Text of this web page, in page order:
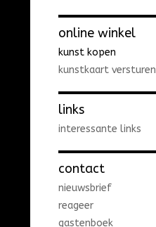
online winkel
kunst kopen
kunstkaart versturen
links
interessante links
contact
nieuwsbrief
reageer
gastenboek